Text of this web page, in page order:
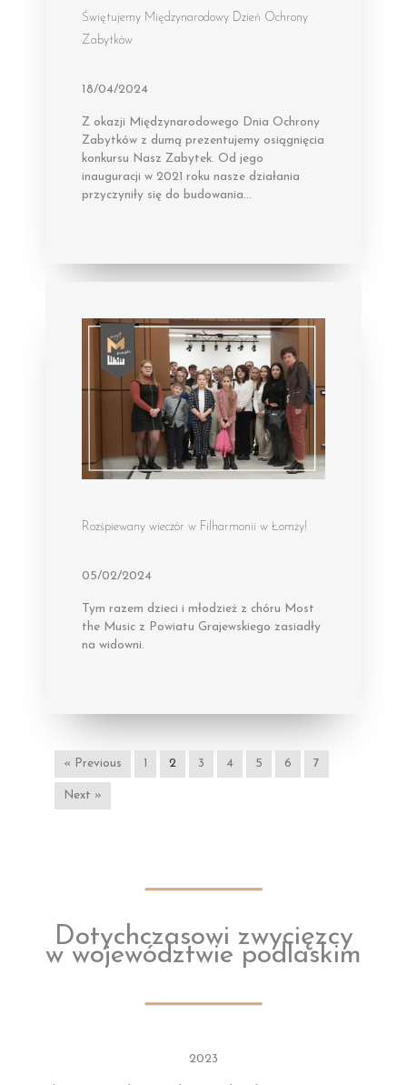
Świętujemy Międzynarodowy Dzień Ochrony
Zabytków
18/04/2024
Z okazji Międzynarodowego Dnia Ochrony
Zabytków z dumą prezentujemy osiągnięcia
konkursu Nasz Zabytek. Od jego
inauguracji w 2021 roku nasze działania
przyczyniły się do budowania…
Rozśpiewany wieczór w Filharmonii w Łomży!
05/02/2024
Tym razem dzieci i młodzież z chóru Most
the Music z Powiatu Grajewskiego zasiadły
na widowni.
« Previous 2 3 4 5 6 7
Next »
Dotychczasowi zwycięzcy
w województwie podlaskim
2023